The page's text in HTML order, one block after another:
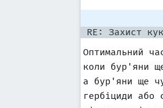
RE: Захист
Оптимальний
коли бур'яни
а бур'яни ще
гербіциди або